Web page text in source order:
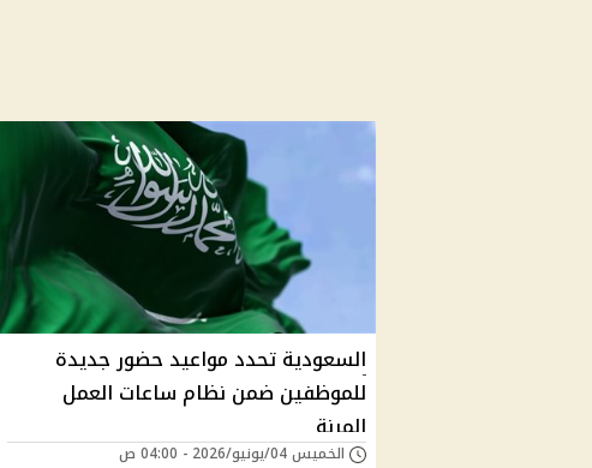
السعودية تحدد مواعيد حضور جديدة
للموظفين ضمن نظام ساعات العمل
المرنة
الخميس 04/يونيو/2026 - 04:00 ص